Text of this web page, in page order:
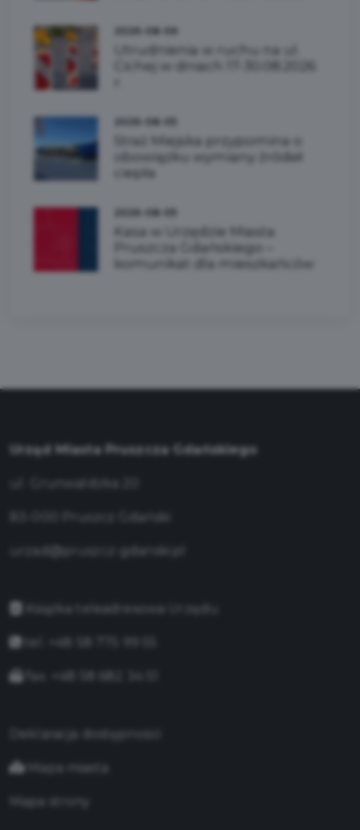
Utrudnienia w ruchu na ul.
Cichej w dniach 17-30.08.2026
Straż Miejska przypomina o
obowiązku wymiany źródeł
ciepła
Kasa w Urzędzie Miasta
Pruszcza Gdańskiego –
komunikat dla mieszkańców
Urząd Miasta Pruszcza Gdańskiego
urzad@pruszcz-gdanski.pl
Książka teleadresowa Urzędu
Deklaracja dostępności
Mapa miasta
Mapa strony